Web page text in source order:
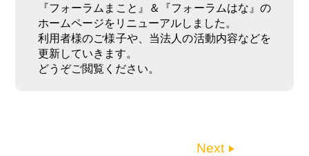
『フォーラムまこと』＆『フォーラムはな』の
ホームページをリニューアルしました。
利用者様のご様子や、当法人の活動内容などを
更新していきます。
どうぞご閲覧ください。
Next